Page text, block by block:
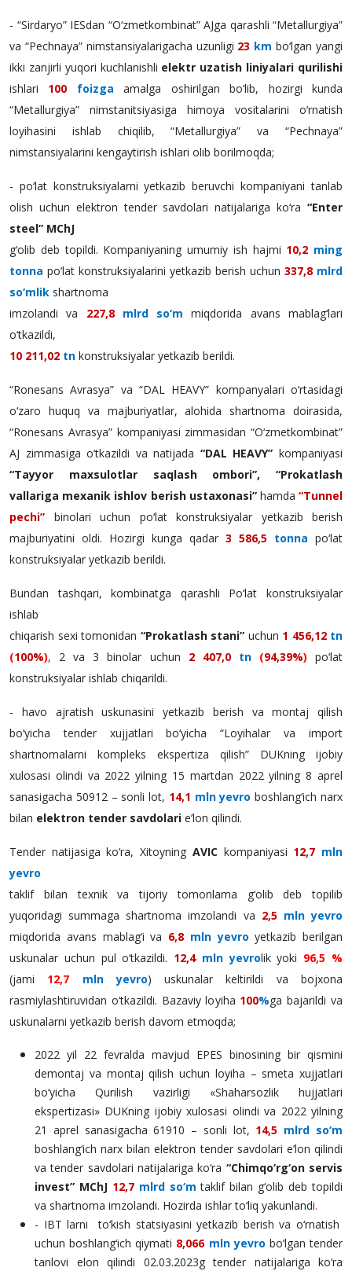
- “Sirdaryo” IESdan “O‘zmetkombinat” AJga qarashli “Metallurgiya”
va “Pechnaya” nimstansiyalarigacha uzunligi 23 km bo‘lgan yangi
ikki zanjirli yuqori kuchlanishli elektr uzatish liniyalari qurilishi
ishlari 100 foizga amalga oshirilgan bo‘lib, hozirgi kunda
“Metallurgiya” nimstanitsiyasiga himoya vositalarini o‘rnatish
loyihasini ishlab chiqilib, “Metallurgiya” va “Pechnaya”
nimstansiyalarini kengaytirish ishlari olib borilmoqda;
- po‘lat konstruksiyalarni yetkazib beruvchi kompaniyani tanlab
olish uchun elektron tender savdolari natijalariga ko‘ra “Enter
steel” MChJ
g‘olib deb topildi. Kompaniyaning umumiy ish hajmi 10,2 ming
tonna po‘lat konstruksiyalarini yetkazib berish uchun 337,8 mlrd
so‘mlik shartnoma
imzolandi va 227,8 mlrd so‘m miqdorida avans mablag‘lari
o‘tkazildi,
10 211,02 tn konstruksiyalar yetkazib berildi.
“Ronesans Avrasya” va “DAL HEAVY” kompanyalari o‘rtasidagi
o‘zaro huquq va majburiyatlar, alohida shartnoma doirasida,
“Ronesans Avrasya” kompaniyasi zimmasidan “O‘zmetkombinat”
AJ zimmasiga o‘tkazildi va natijada “DAL HEAVY” kompaniyasi
“Tayyor maxsulotlar saqlash ombori”,
“Prokatlash
vallariga mexanik ishlov berish ustaxonasi”hamda“Tunnel
pechi” binolari uchun po‘lat konstruksiyalar yetkazib berish
majburiyatini oldi. Hozirgi kunga qadar 3 586,5 tonna po‘lat
konstruksiyalar yetkazib berildi.
Bundan tashqari, kombinatga qarashli Po‘lat konstruksiyalar
ishlab
chiqarish sexi tomonidan “Prokatlash stani” uchun 1 456,12 tn
(100%), 2 va 3 binolar uchun 2 407,0 tn (94,39%) po‘lat
konstruksiyalar ishlab chiqarildi.
- havo ajratish uskunasini yetkazib berish va montaj qilish
bo‘yicha tender xujjatlari bo‘yicha “Loyihalar va import
shartnomalarni kompleks ekspertiza qilish” DUKning ijobiy
xulosasi olindi va 2022 yilning 15 martdan 2022 yilning 8 aprel
sanasigacha 50912 – sonli lot, 14,1 mln yevro boshlang‘ich narx
bilan elektron tender savdolari e’lon qilindi.
Tender natijasiga ko‘ra, Xitoyning AVICkompaniyasi 12,7 mln
yevro
taklif bilan texnik va tijoriy tomonlama g‘olib deb topilib
yuqoridagi summaga shartnoma imzolandi va 2,5 mln yevro
miqdorida avans mablag‘i va 6,8 mln yevro yetkazib berilgan
uskunalar uchun pul o‘tkazildi. 12,4 mln yevrolik yoki 96,5 %
(jami 12,7 mln yevro) uskunalar keltirildi va bojxona
rasmiylashtiruvidan o‘tkazildi. Bazaviy loyiha 100%ga bajarildi va
uskunalarni yetkazib berish davom etmoqda;
2022 yil 22 fevralda mavjud EPES binosining bir qismini
demontaj va montaj qilish uchun loyiha – smeta xujjatlari
bo‘yicha Qurilish vazirligi «Shaharsozlik hujjatlari
ekspertizasi» DUKning ijobiy xulosasi olindi va 2022 yilning
21 aprel sanasigacha 61910 – sonli lot, 14,5 mlrd so‘m
boshlang‘ich narx bilan elektron tender savdolari e’lon qilindi
va tender savdolari natijalariga ko‘ra “Chimqo‘rg‘on servis
invest” MChJ 12,7 mlrd so‘mtaklif bilan g‘olib deb topildi
va shartnoma imzolandi. Hozirda ishlar to‘liq yakunlandi.
- IBT larni to‘kish statsiyasini yetkazib berish va o‘rnatish
uchun boshlang‘ich qiymati 8,066 mln yevro bo‘lgan tender
tanlovi elon qilindi 02.03.2023g tender natijalariga ko‘ra